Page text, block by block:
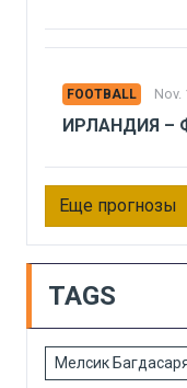
FOOTBALL Nov.
ИРЛАНДИЯ –
Еще прогнозы
TAGS
Мелсик